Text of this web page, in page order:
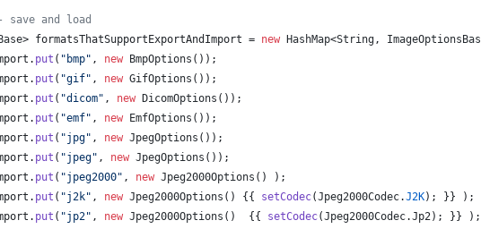
and load
> formatsThatSupportExportAndImport = new HashMap<String,
. put ( "bmp" , new BmpOptions ());
. put ( "gif" , new GifOptions ());
. put ( "dicom" , new DicomOptions ());
. put ( "emf" , new EmfOptions ());
. put ( "jpg" , new JpegOptions ());
. put ( "jpeg" , new JpegOptions ());
. put ( "jpeg2000" , new Jpeg2000Options () );
. put ( "j2k" , new Jpeg2000Options () {{ setCodec(Jpeg2000Codec.J2K); }} );
. put ( "jp2" , new Jpeg2000Options ()  {{ setCodec(Jpeg2000Codec.Jp2); }} );